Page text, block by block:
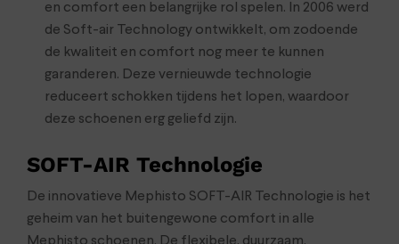
en comfort een belangrijke rol spelen. In 2006 werd
de Soft-air Technology ontwikkelt, om zodoende
de kwaliteit en comfort nog meer te kunnen
garanderen. Deze vernieuwde technologie
reduceert schokken tijdens het lopen, waardoor
deze schoenen erg geliefd zijn.
SOFT-AIR Technologie
De innovatieve Mephisto SOFT-AIR Technologie is het
geheim van het buitengewone comfort in alle